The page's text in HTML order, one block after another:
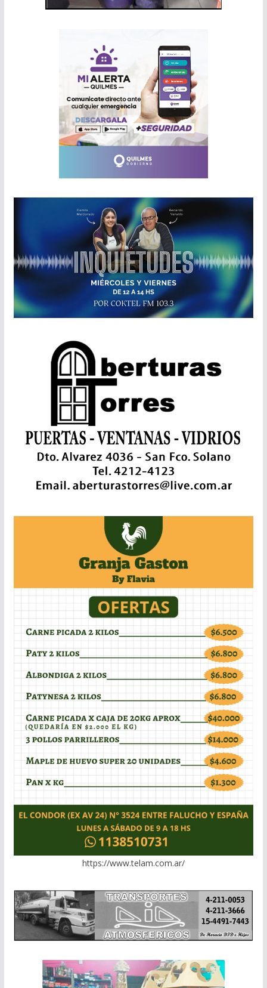
https://www.telam.com.ar/